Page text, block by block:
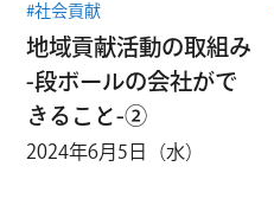
#社会貢献
地域貢献活動の取組み
-段ボールの会社がで
きること-②
2024年6月5日（水）